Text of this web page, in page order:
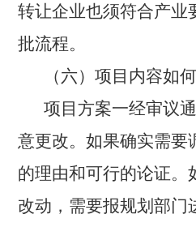
转让企业也须符合产业
批流程。
（六）项目内容如
项目方案一经审议
意更改。如果确实需要
的理由和可行的论证。
改动，需要报规划部门